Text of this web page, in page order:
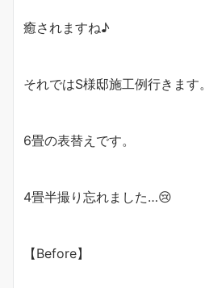
癒されますね♪
それではS様邸施工例行きます。
6畳の表替えです。
4畳半撮り忘れました…😢
【Before】